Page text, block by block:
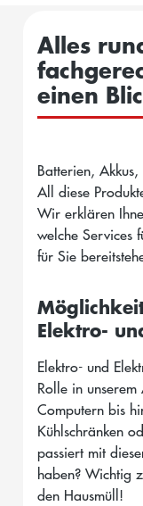
Alles
einen
Batterien,
All diese
Wir erklären
welche Services
für Sie
Elektro-
Elektro- und
Rolle in
Computern bis
Kühlschränken
passiert mit
haben? Wichtig
den Hausmüll!